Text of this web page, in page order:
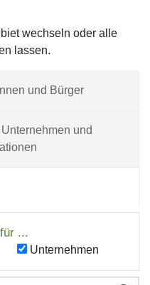
wechseln oder alle
lassen.
und Bürger
und
...
Unternehmen